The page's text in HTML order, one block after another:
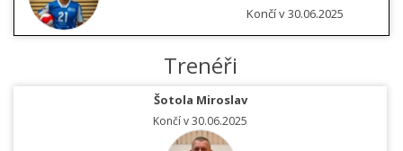
Končí v 30.06.2025
Trenéři
Šotola Miroslav
Končí v 30.06.2025